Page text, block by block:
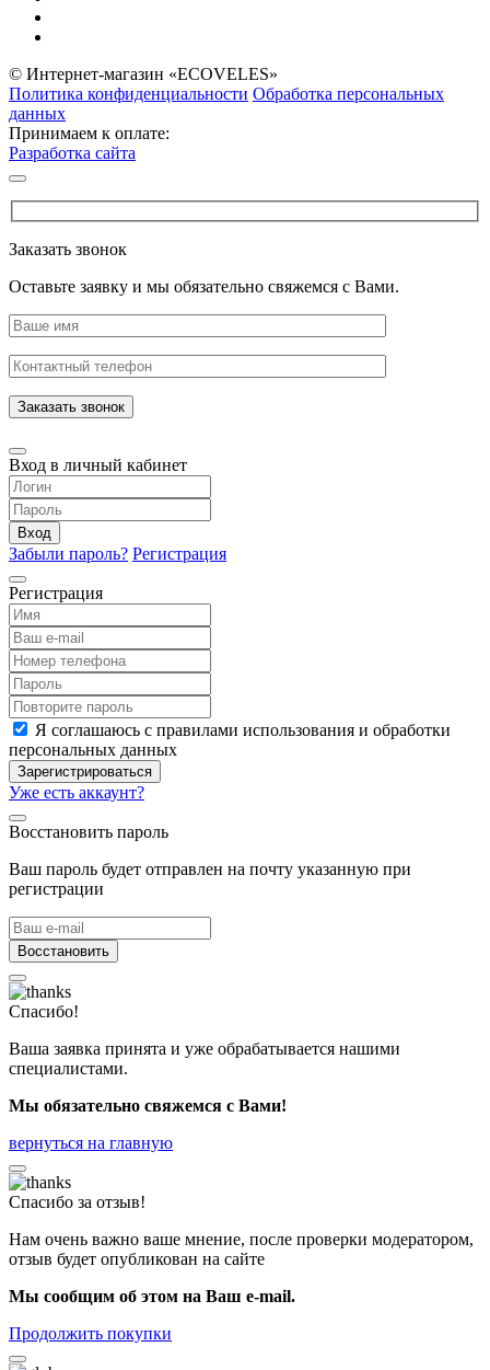
© Интернет-магазин «ECOVELES»
Политика конфиденциальности Обработка персональных
данных
Принимаем к оплате:
Разработка сайта
Заказать звонок
Оставьте заявку и мы обязательно свяжемся с Вами.
Заказать звонок
Вход в личный кабинет
Вход
Забыли пароль? Регистрация
Регистрация
Я соглашаюсь с правилами использования и обработки
персональных данных
Зарегистрироваться
Уже есть аккаунт?
Восстановить пароль
Ваш пароль будет отправлен на почту указанную при
регистрации
Восстановить
Спасибо!
Ваша заявка принята и уже обрабатывается нашими
специалистами.
Мы обязательно свяжемся с Вами!
вернуться на главную
Спасибо за отзыв!
Нам очень важно ваше мнение, после проверки модератором,
отзыв будет опубликован на сайте
Мы сообщим об этом на Ваш e-mail.
Продолжить покупки